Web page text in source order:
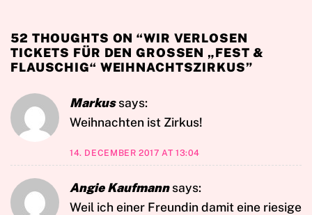
52 THOUGHTS ON “WIR VERLOSEN
TICKETS FÜR DEN GROSSEN „FEST & F
LAUSCHIG“ WEIHNACHTSZIRKUS
”
Markus says:
Weihnachten ist Zirkus!
14. DECEMBER 2017 AT 13:04
Angie Kaufmann says:
Weil ich einer Freundin damit eine riesige